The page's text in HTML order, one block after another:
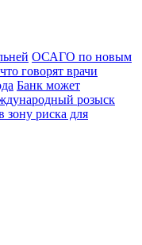
ОСАГО по новым
говорят врачи
Банк может
розыск
зону риска для